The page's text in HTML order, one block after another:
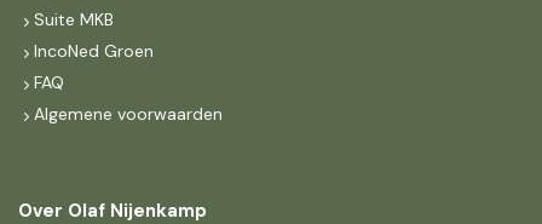
Suite MKB
IncoNed Groen
FAQ
Algemene voorwaarden
Over Olaf Nijenkamp